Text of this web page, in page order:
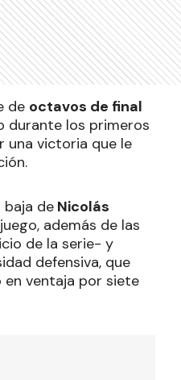
de octavos de final
durante los primeros
una victoria que le
de Nicolás
además de las
de la serie- y
defensiva, que
ventaja por siete